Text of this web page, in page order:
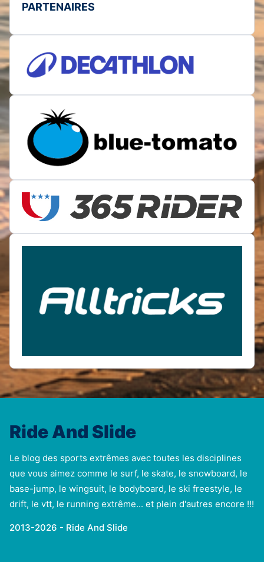
PARTENAIRES
Ride And Slide
Le blog des sports extrêmes avec toutes les disciplines
que vous aimez comme le surf, le skate, le snowboard, le
base-jump, le wingsuit, le bodyboard, le ski freestyle, le
drift, le vtt, le running extrême... et plein d'autres encore !!!
2013-2026 - Ride And Slide